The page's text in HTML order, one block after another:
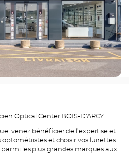
Optical Center BOIS-D'ARCY
venez bénéficier de l’expertise et
optométristes et choisir vos lunettes
les plus grandes marques aux